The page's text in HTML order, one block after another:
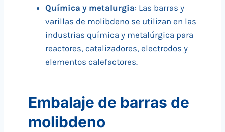
Química y metalurgia: Las barras y
varillas de molibdeno se utilizan en las
industrias química y metalúrgica para
reactores, catalizadores, electrodos y
elementos calefactores.
Embalaje de barras de
molibdeno